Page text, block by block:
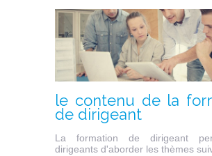
le contenu de la
de dirigeant
La formation de dirigeant
dirigeants d'aborder les thèmes